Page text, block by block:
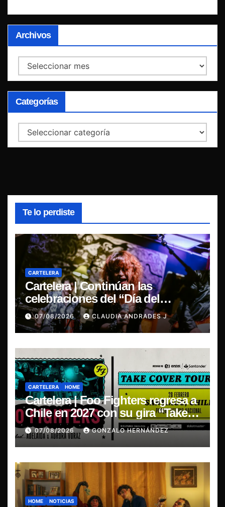
Archivos
Archivos
Categorías
Categorías
Te lo perdiste
CARTELERA
Cartelera | Continúan las
celebraciones del “Día del
Blues”, La Rox se presentará este
sábado en Concepción
07/08/2026 CLAUDIA ANDRADES J
CARTELERA HOME
Cartelera | Foo Fighters regresa a
Chile en 2027 con su gira “Take
Cover Tour 2027”
07/08/2026 GONZALO HERNÁNDEZ
HOME NOTICIAS